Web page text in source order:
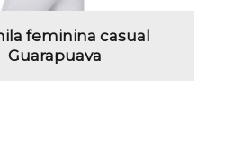
feminina casual
Guarapuava